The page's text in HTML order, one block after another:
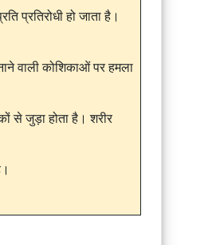
प्रतिरोधी हो जाता है।
वाली कोशिकाओं पर हमला
से जुड़ा होता है। शरीर